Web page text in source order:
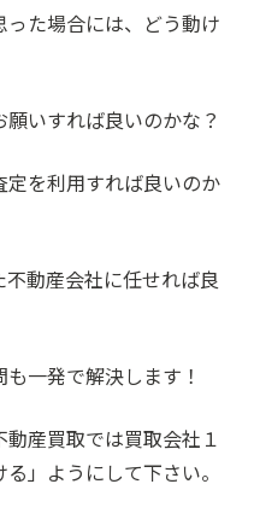
た場合には、どう動け
いすれば良いのかな？
を利用すれば良いのか
動産会社に任せれば良
一発で解決します！
産買取では買取会社１
」ようにして下さい。